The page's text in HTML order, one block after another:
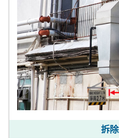
拆除